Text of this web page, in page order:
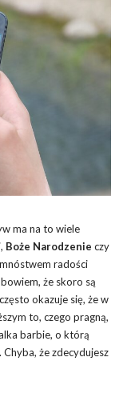
ma na to wiele
Boże Narodzenie czy
radości
że skoro są
okazuje się, że w
to, czego pragną,
barbie, o którą
że zdecydujesz